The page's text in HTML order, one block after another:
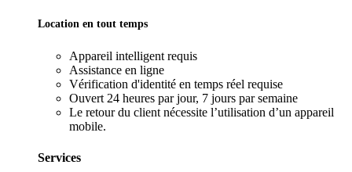
Location en tout temps
Appareil intelligent requis
Assistance en ligne
Vérification d'identité en temps réel requise
Ouvert 24 heures par jour, 7 jours par semaine
Le retour du client nécessite l’utilisation d’un appareil
mobile.
Services